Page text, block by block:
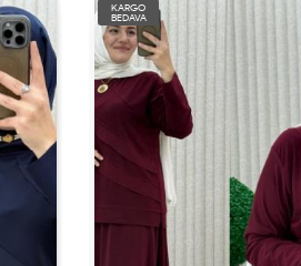
KARGO
BEDAVA